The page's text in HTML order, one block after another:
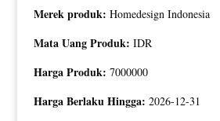
Merek produk: Homedesign Indonesia
Mata Uang Produk: IDR
Harga Produk: 7000000
Harga Berlaku Hingga: 2026-12-31